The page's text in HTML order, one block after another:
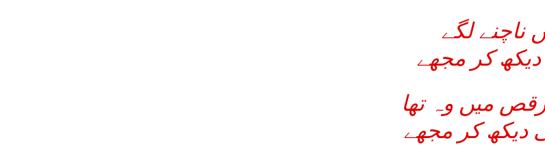
ناچنے لگے
کر مجھے
میں وہ تھا
دیکھ کر مجھے